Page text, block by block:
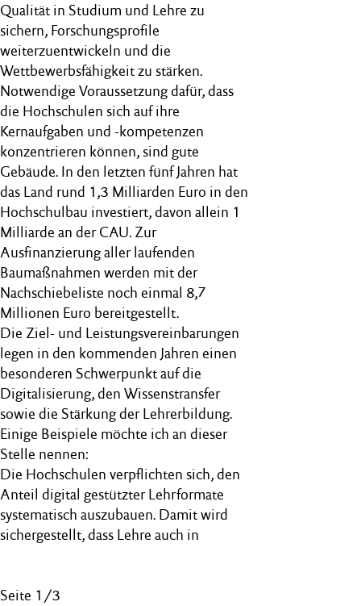
Qualität in Studium und Lehre zu
sichern, Forschungsprofile
weiterzuentwickeln und die
Wettbewerbsfähigkeit zu stärken.
Notwendige Voraussetzung dafür, dass
die Hochschulen sich auf ihre
Kernaufgaben und -kompetenzen
konzentrieren können, sind gute
Gebäude. In den letzten fünf Jahren hat
das Land rund 1,3 Milliarden Euro in den
Hochschulbau investiert, davon allein 1
Milliarde an der CAU. Zur
Ausfinanzierung aller laufenden
Baumaßnahmen werden mit der
Nachschiebeliste noch einmal 8,7
Millionen Euro bereitgestellt.
Die Ziel- und Leistungsvereinbarungen
legen in den kommenden Jahren einen
besonderen Schwerpunkt auf die
Digitalisierung, den Wissenstransfer
sowie die Stärkung der Lehrerbildung.
Einige Beispiele möchte ich an dieser
Stelle nennen:
Die Hochschulen verpflichten sich, den
Anteil digital gestützter Lehrformate
systematisch auszubauen. Damit wird
sichergestellt, dass Lehre auch in
Seite 1/3